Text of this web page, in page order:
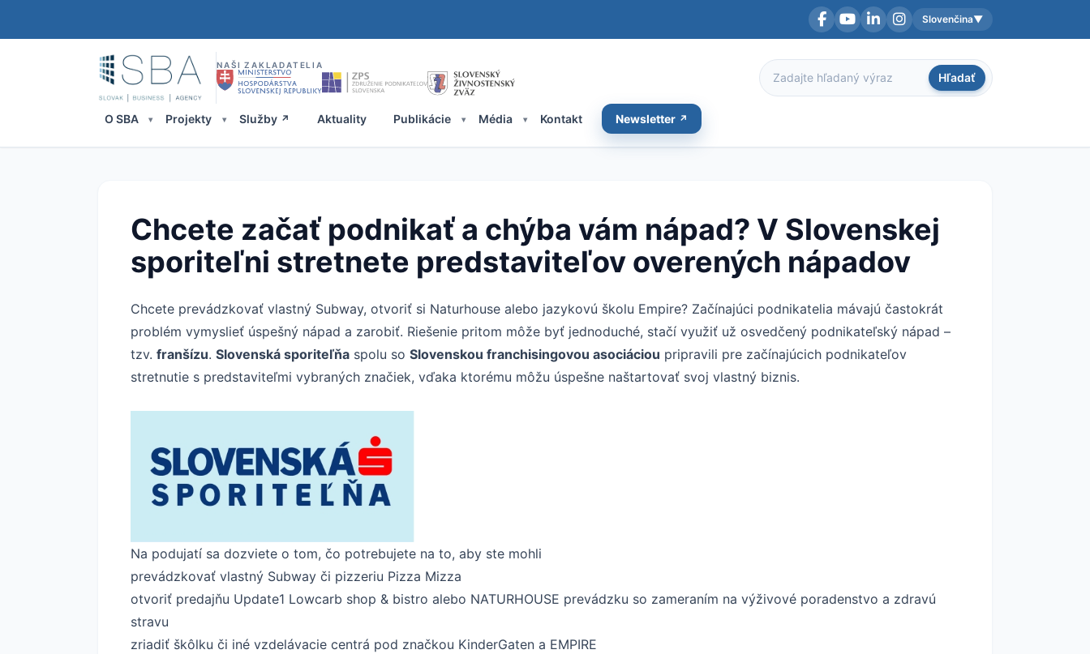
FacebookYouTubeLinkedInInstagramAktuálny jazyk:
Slovenčina▼
NAŠI ZAKLADATELIA
Hľadať
Hľadať
O SBA Projekty Služby Aktuality Publikácie Média Kontakt Newsletter
Chcete začať podnikať a chýba vám nápad? V Slovenskej
sporiteľni stretnete predstaviteľov overených nápadov
Chcete prevádzkovať vlastný Subway, otvoriť si Naturhouse alebo jazykovú školu Empire? Začínajúci podnikatelia mávajú častokrát
problém vymyslieť úspešný nápad a zarobiť. Riešenie pritom môže byť jednoduché, stačí využiť už osvedčený podnikateľský nápad –
tzv. franšízu. Slovenská sporiteľňa spolu so Slovenskou franchisingovou asociáciou pripravili pre začínajúcich podnikateľov
stretnutie s predstaviteľmi vybraných značiek, vďaka ktorému môžu úspešne naštartovať svoj vlastný biznis.
Na podujatí sa dozviete o tom, čo potrebujete na to, aby ste mohli
prevádzkovať vlastný Subway či pizzeriu Pizza Mizza
otvoriť predajňu Update1 Lowcarb shop & bistro alebo NATURHOUSE prevádzku so zameraním na výživové poradenstvo a zdravú
stravu
zriadiť škôlku či iné vzdelávacie centrá pod značkou KinderGaten a EMPIRE